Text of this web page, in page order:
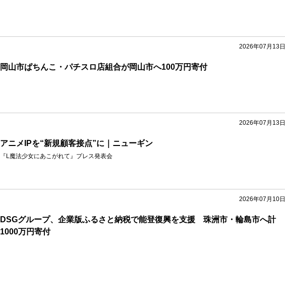
2026年07月13日
岡山市ぱちんこ・パチスロ店組合が岡山市へ100万円寄付
2026年07月13日
アニメIPを“新規顧客接点”に｜ニューギン
『L魔法少女にあこがれて』プレス発表会
2026年07月10日
DSGグループ、企業版ふるさと納税で能登復興を支援 珠洲市・輪島市へ計
1000万円寄付